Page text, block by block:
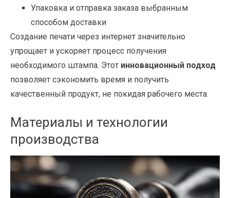
Упаковка и отправка заказа выбранным
способом доставки
Создание печати через интернет значительно
упрощает и ускоряет процесс получения
необходимого штампа. Этот инновационный подход
позволяет сэкономить время и получить
качественный продукт, не покидая рабочего места.
Материалы и технологии
производства